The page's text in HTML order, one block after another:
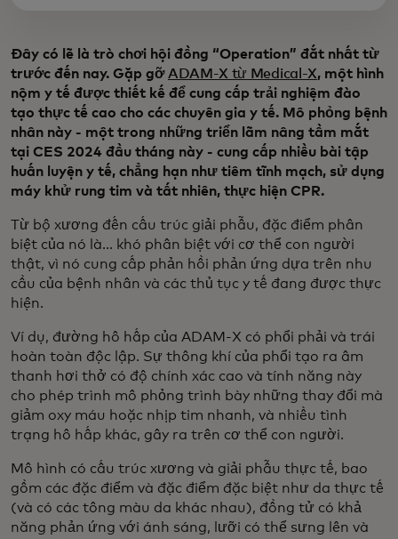
Đây có lẽ là trò chơi hội đồng “Operation” đắt nhất từ
trước đến nay. Gặp gỡ ADAM-X từ Medical-X, một hình
nộm y tế được thiết kế để cung cấp trải nghiệm đào
tạo thực tế cao cho các chuyên gia y tế. Mô phỏng bệnh
nhân này - một trong những triển lãm nâng tầm mắt
tại CES 2024 đầu tháng này - cung cấp nhiều bài tập
huấn luyện y tế, chẳng hạn như tiêm tĩnh mạch, sử dụng
máy khử rung tim và tất nhiên, thực hiện CPR.
Từ bộ xương đến cấu trúc giải phẫu, đặc điểm phân
biệt của nó là... khó phân biệt với cơ thể con người
thật, vì nó cung cấp phản hồi phản ứng dựa trên nhu
cầu của bệnh nhân và các thủ tục y tế đang được thực
hiện.
Ví dụ, đường hô hấp của ADAM-X có phổi phải và trái
hoàn toàn độc lập. Sự thông khí của phổi tạo ra âm
thanh hơi thở có độ chính xác cao và tính năng này
cho phép trình mô phỏng trình bày những thay đổi mà
giảm oxy máu hoặc nhịp tim nhanh, và nhiều tình
trạng hô hấp khác, gây ra trên cơ thể con người.
Mô hình có cấu trúc xương và giải phẫu thực tế, bao
gồm các đặc điểm và đặc điểm đặc biệt như da thực tế
(và có các tông màu da khác nhau), đồng tử có khả
năng phản ứng với ánh sáng, lưỡi có thể sưng lên và